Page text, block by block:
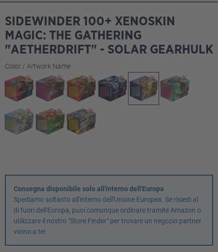
SIDEWINDER 100+ XENOSKIN
MAGIC: THE GATHERING
"AETHERDRIFT" - SOLAR GEARHULK
Seleziona
Color / Artwork Name
Consegna disponibile solo all'interno dell'Europa
Spediamo soltanto all'interno dell'Unione Europea. Se risiedi al
di fuori dell'Europa, puoi comunque ordinare tramite Amazon o
utilizzare il nostro "Store Finder" per trovare un negozio partner
vicino a te!